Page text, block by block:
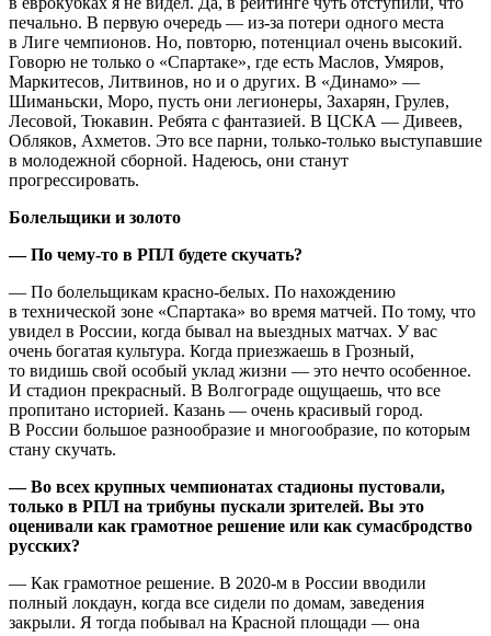
печально. В первую очередь — из-за потери одного места
в Лиге чемпионов. Но, повторю, потенциал очень высокий.
Говорю не только о «Спартаке», где есть Маслов, Умяров,
Маркитесов, Литвинов, но и о других. В «Динамо» —
Шиманьски, Моро, пусть они легионеры, Захарян, Грулев,
Лесовой, Тюкавин. Ребята с фантазией. В ЦСКА — Дивеев,
Обляков, Ахметов. Это все парни, только-только выступавшие
в молодежной сборной. Надеюсь, они станут
прогрессировать.
Болельщики и золото
— По чему-то в РПЛ будете скучать?
— По болельщикам красно-белых. По нахождению
в технической зоне «Спартака» во время матчей. По тому, что
увидел в России, когда бывал на выездных матчах. У вас
очень богатая культура. Когда приезжаешь в Грозный,
то видишь свой особый уклад жизни — это нечто особенное.
И стадион прекрасный. В Волгограде ощущаешь, что все
пропитано историей. Казань — очень красивый город.
В России большое разнообразие и многообразие, по которым
стану скучать.
— Во всех крупных чемпионатах стадионы пустовали,
только в РПЛ на трибуны пускали зрителей. Вы это
оценивали как грамотное решение или как сумасбродство
русских?
— Как грамотное решение. В 2020-м в России вводили
полный локдаун, когда все сидели по домам, заведения
закрыли. Я тогда побывал на Красной площади — она